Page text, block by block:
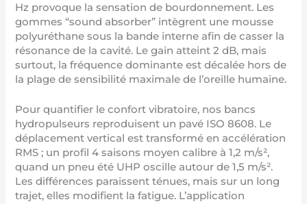
Hz provoque la sensation de bourdonnement. Les
gommes “sound absorber” intègrent une mousse
polyuréthane sous la bande interne afin de casser la
résonance de la cavité. Le gain atteint 2 dB, mais
surtout, la fréquence dominante est décalée hors de
la plage de sensibilité maximale de l’oreille humaine.
Pour quantifier le confort vibratoire, nos bancs
hydropulseurs reproduisent un pavé ISO 8608. Le
déplacement vertical est transformé en accélération
RMS ; un profil 4 saisons moyen calibre à 1,2 m/s²,
quand un pneu été UHP oscille autour de 1,5 m/s².
Les différences paraissent ténues, mais sur un long
trajet, elles modifient la fatigue. L’application